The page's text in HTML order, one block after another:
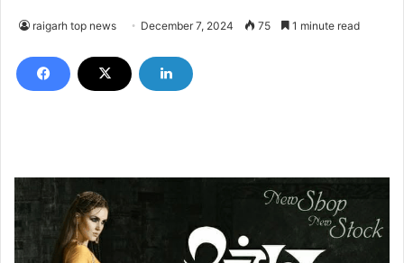
raigarh top news December 7, 2024 75 1 minute read